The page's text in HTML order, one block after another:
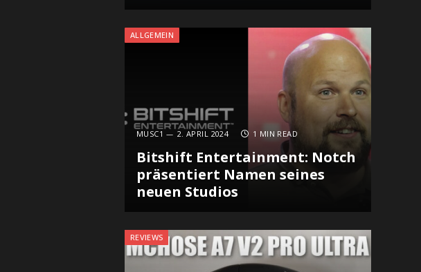
ALLGEMEIN
MUSC1 2. APRIL 2024 1 MIN READ
Bitshift Entertainment: Notch
präsentiert Namen seines
neuen Studios
REVIEWS